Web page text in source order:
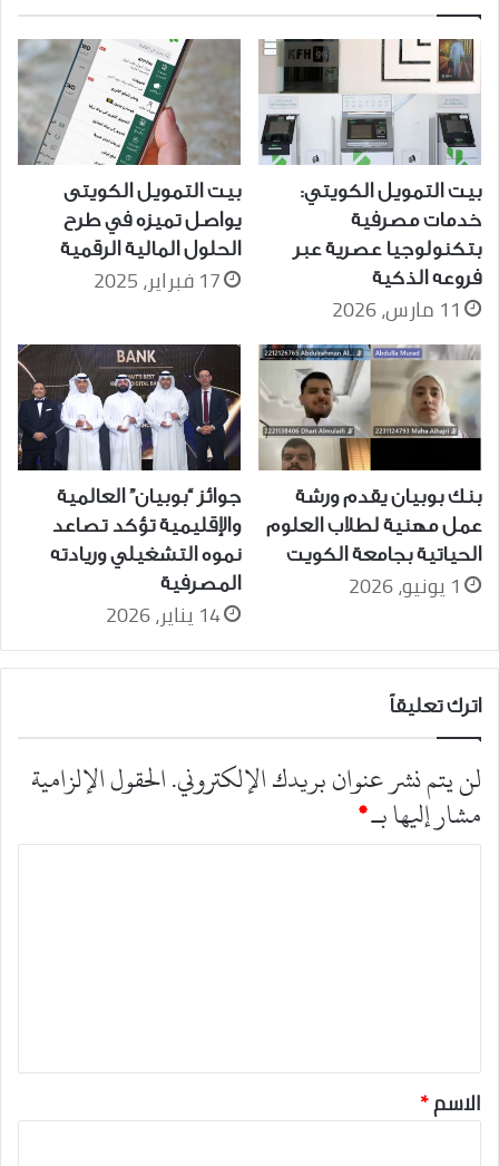
بيت التمويل الكويتي:
خدمات مصرفية
بتكنولوجيا عصرية عبر
فروعه الذكية
11 مارس، 2026
بيت التمويل الكويتى
يواصل تميزه في طرح
الحلول المالية الرقمية
17 فبراير، 2025
بنك بوبيان يقدم ورشة
عمل مهنية لطلاب العلوم
الحياتية بجامعة الكويت
1 يونيو، 2026
جوائز “بوبيان” العالمية
والإقليمية تؤكد تصاعد
نموه التشغيلي وريادته
المصرفية
14 يناير، 2026
اترك تعليقاً
لن يتم نشر عنوان بريدك الإلكتروني.الحقول الإلزامية
مشار إليها بـ*
ا
الاسم*